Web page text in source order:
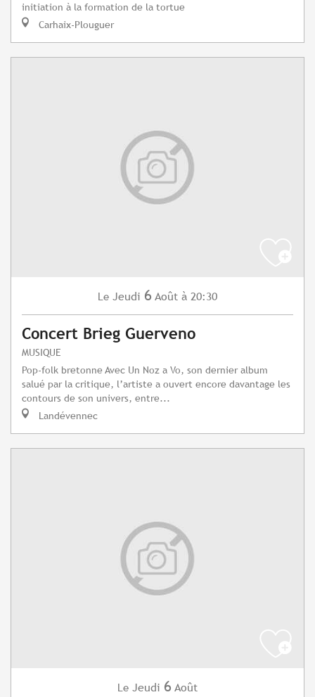
initiation à la formation de la tortue
Carhaix-Plouguer
Le Jeudi 6 Août à 20:30
Concert Brieg Guerveno
MUSIQUE
Pop-folk bretonne Avec Un Noz a Vo, son dernier album
salué par la critique, l’artiste a ouvert encore davantage les
contours de son univers, entre...
Landévennec
Le Jeudi 6 Août